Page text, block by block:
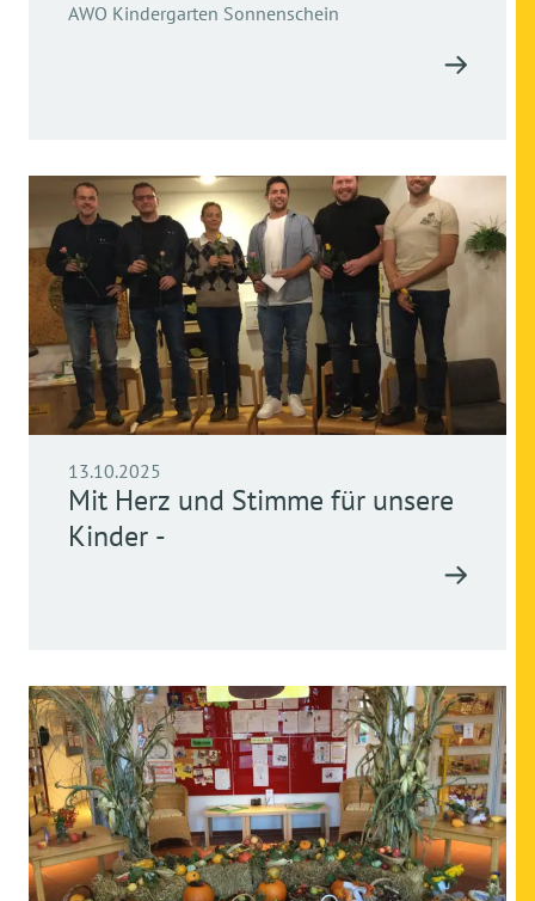
AWO Kindergarten Sonnenschein
13.10.2025
Mit Herz und Stimme für unsere
Kinder -